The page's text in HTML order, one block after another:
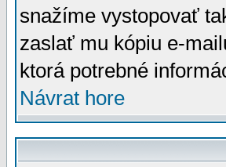
snažíme vystopovať
zaslať mu kópiu e-
ktorá potrebné
Návrat hore